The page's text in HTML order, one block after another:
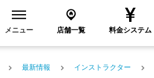
メニュー 店舗一覧 料金システム
最新情報 インストラクター